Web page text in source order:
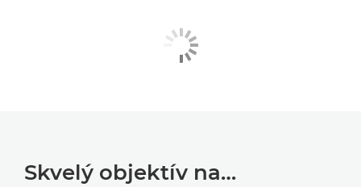
Skvelý objektív na…